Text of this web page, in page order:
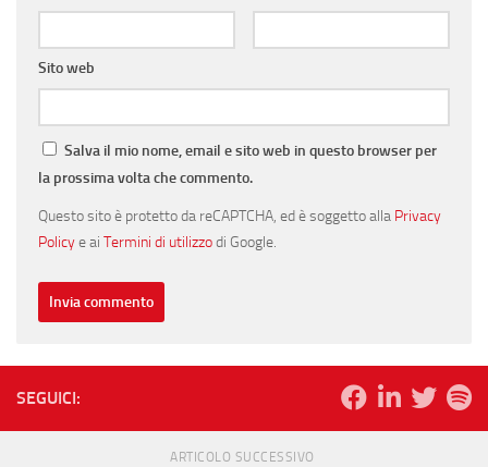
Sito web
Salva il mio nome, email e sito web in questo browser per
la prossima volta che commento.
Questo sito è protetto da reCAPTCHA, ed è soggetto alla Privacy
Policye ai Termini di utilizzodi Google.
SEGUICI:
ARTICOLO SUCCESSIVO